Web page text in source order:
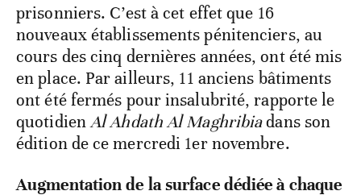
prisonniers. C’est à cet effet que 16
nouveaux établissements pénitenciers, au
cours des cinq dernières années, ont été mis
en place. Par ailleurs, 11 anciens bâtiments
ont été fermés pour insalubrité, rapporte le
quotidienAl Ahdath Al Maghribiadans son
édition de ce mercredi 1er novembre.
Augmentation de la surface dédiée à chaque